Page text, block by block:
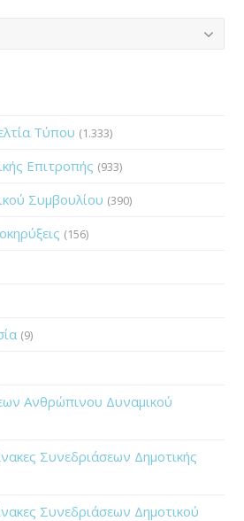
Τύπου (1.333)
Επιτροπής (933)
Συμβουλίου (390)
(156)
(9)
Ανθρώπινου Δυναμικού
Συνεδριάσεων Δημοτικής
Συνεδριάσεων Δημοτικού